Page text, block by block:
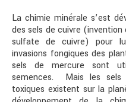
La chimie minérale s’est
des sels de cuivre (invention
sulfate de cuivre) pour
invasions fongiques des
sels de mercure sont
semences. Mais les sels
toxiques existent sur la